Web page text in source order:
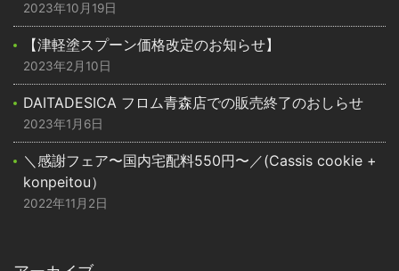
2023年10月19日
【津軽塗スプーン価格改定のお知らせ】
2023年2月10日
DAITADESICA フロム青森店での販売終了のおしらせ
2023年1月6日
＼感謝フェア〜国内宅配料550円〜／(Cassis cookie +
konpeitou）
2022年11月2日